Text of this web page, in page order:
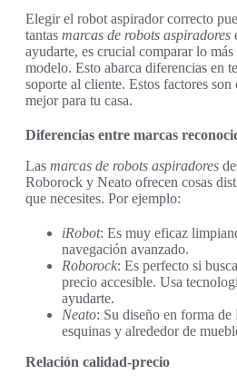
Elegir el robot aspirador correcto
tantas marcas de robots aspiradores
ayudarte, es crucial comparar lo
modelo. Esto abarca diferencias en
soporte al cliente. Estos factores son
mejor para tu casa.
Diferencias entre marcas
Las marcas de robots aspiradores
Roborock y Neato ofrecen cosas
que necesites. Por ejemplo:
iRobot: Es muy eficaz
navegación avanzado.
Roborock: Es perfecto si
precio accesible. Usa
ayudarte.
Neato: Su diseño en forma
esquinas y alrededor de
Relación calidad-precio